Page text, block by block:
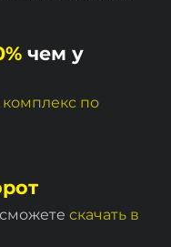
чем у
по
скачать в